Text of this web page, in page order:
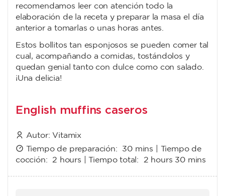
recomendamos leer con atención todo la
elaboración de la receta y preparar la masa el día
anterior a tomarlas o unas horas antes.
Estos bollitos tan esponjosos se pueden comer tal
cual, acompañando a comidas, tostándolos y
quedan genial tanto con dulce como con salado.
¡Una delicia!
English muffins caseros
Autor: Vitamix
Tiempo de preparación: 30 mins | Tiempo de
cocción:2 hours | Tiempo total: 2 hours 30 mins